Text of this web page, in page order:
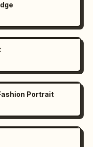
Portrait